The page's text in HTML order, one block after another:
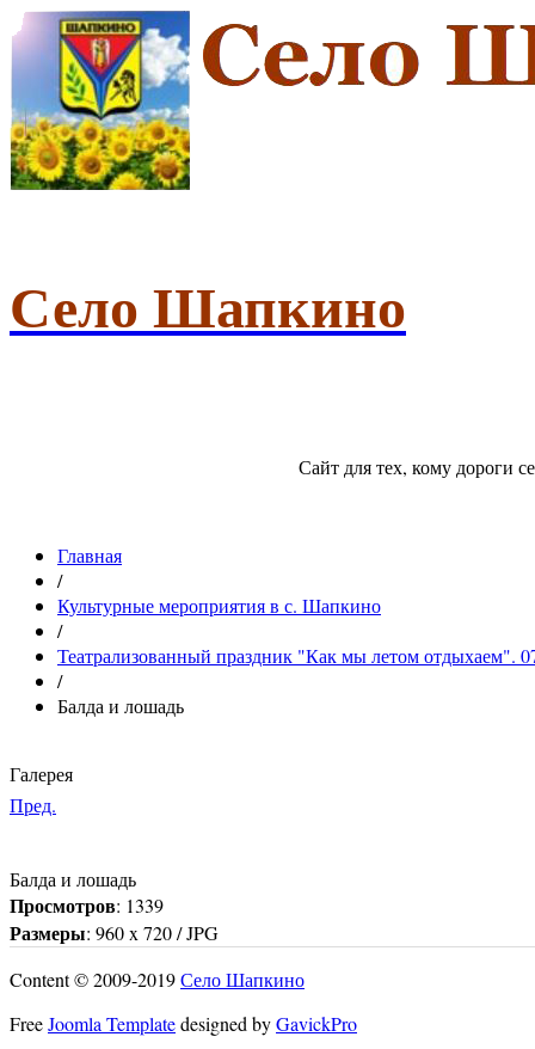
Село Шапкино
Сайт для тех, кому дороги
Главная
/
Культурные мероприятия в с. Шапкино
/
Театрализованный праздник "Как мы летом отдыхаем".
/
Балда и лошадь
Галерея
Пред.
Балда и лошадь
Просмотров: 1339
Размеры: 960 x 720 / JPG
Content © 2009-2019Село Шапкино
FreeJoomla Templatedesigned byGavickPro